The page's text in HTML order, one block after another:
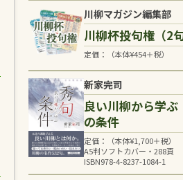
川柳マガジン編集部
川柳杯投句権（2句
定価：（本体¥454＋税）
新家完司
良い川柳から学
の条件
定価：（本体¥1,700＋税）
A5判ソフトカバー・288頁
ISBN978-4-8237-1084-1